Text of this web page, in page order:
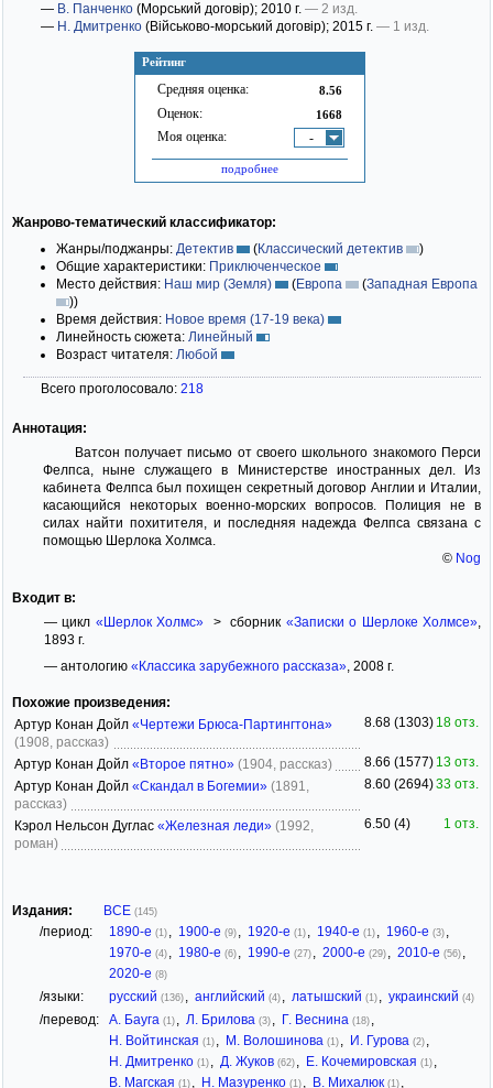
Рейтинг
Средняя оценка: 8.56
Оценок: 1668
Моя оценка: -
подробнее
— В. Панченко (Морський договір); 2010 г. — 2 изд.
— Н. Дмитренко (Військово-морський договір); 2015 г. — 1 изд.
Жанрово-тематический классификатор:
Жанры/поджанры: Детектив (Классический детектив
)
Общие характеристики: Приключенческое
Место действия: Наш мир (Земля) (Европа (Западная Европа
))
Время действия: Новое время (17-19 века)
Линейность сюжета: Линейный
Возраст читателя: Любой
Всего проголосовало: 218
Аннотация:
Ватсон получает письмо от своего школьного знакомого Перси
Фелпса, ныне служащего в Министерстве иностранных дел. Из
кабинета Фелпса был похищен секретный договор Англии и Италии,
касающийся некоторых военно-морских вопросов. Полиция не в
силах найти похитителя, и последняя надежда Фелпса связана с
помощью Шерлока Холмса.
© Nog
Входит в:
— цикл «Шерлок Холмс»> сборник «Записки о Шерлоке Холмсе»
1893 г.
— антологию «Классика зарубежного рассказа», 2008 г.
Похожие произведения:
Артур Конан Дойл «Чертежи Брюса-Партингтона»
(1908, рассказ)
8.68 (1303) 18 отз.
Артур Конан Дойл «Второе пятно» (1904, рассказ) 8.66 (1577) 13 отз.
Артур Конан Дойл «Скандал в Богемии» (1891,
рассказ)
8.60 (2694)33 отз.
Кэрол Нельсон Дуглас «Железная леди» (1992,
роман)
6.50 (4) 1 отз.
Издания: ВСЕ (145)
/период: 1890-е (1) , 1900-е (9) , 1920-е (1) , 1940-е (1) , 1960-е (3) ,
1970-е (4) , 1980-е (6) , 1990-е (27) , 2000-е (29) , 2010-е (56) ,
2020-е (8)
/языки: русский (136) , английский (4) , латышский (1) , украинский (4)
/перевод: А. Бауга (1) , Л. Брилова (3) , Г. Веснина (18) ,
Н. Войтинская (1) , М. Волошинова (1) , И. Гурова (2) ,
Н. Дмитренко (1) , Д. Жуков (62) , Е. Кочемировская (1) ,
В. Магская (1) , Н. Мазуренко (1) , В. Михалюк (1) ,